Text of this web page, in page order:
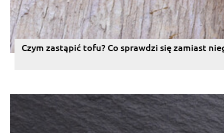
Czym zastąpić tofu? Co sprawdzi się zamiast